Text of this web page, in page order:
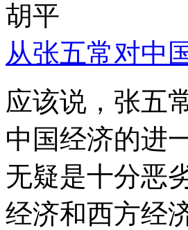
胡平
从张五常对中
应该说，张五
中国经济的进
无疑是十分恶
经济和西方经